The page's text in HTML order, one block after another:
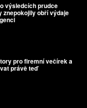
výsledcích prudce
znepokojily obří výdaje
pro firemní večírek a
právě teď